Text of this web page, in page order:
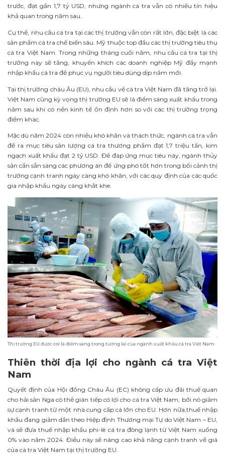
trước, đạt gần 1,7 tỷ USD, nhưng ngành cá tra vẫn có nhiều tín hiệu
khả quan trong năm sau.
Cụ thể, nhu cầu cá tra tại các thị trường vẫn còn rất lớn, đặc biệt là các
sản phẩm cá tra chế biến sâu. Mỹ thuộc top đầu các thị trường tiêu thụ
cá tra Việt Nam. Trong những tháng cuối năm, nhu cầu cá tra tại thị
trường này sẽ tăng, khuyến khích các doanh nghiệp Mỹ đẩy mạnh
nhập khẩu cá tra để phục vụ người tiêu dùng dịp năm mới.
Tại thị trường châu Âu (EU), nhu cầu về cá tra Việt Nam đã tăng trở lại.
Việt Nam cũng kỳ vọng thị trường EU sẽ là điểm sáng xuất khẩu trong
năm sau khi có nền kinh tế ổn định hơn so với các thị trường trọng
điểm khác.
Mặc dù năm 2024 còn nhiều khó khăn và thách thức, ngành cá tra vẫn
đề ra mục tiêu sản lượng cá tra thương phẩm đạt 1,7 triệu tấn, kim
ngạch xuất khẩu đạt 2 tỷ USD. Để đáp ứng mục tiêu này, ngành thủy
sản cần sẵn sàng các phương án để ứng phó tốt hơn trong bối cảnh thị
trường cạnh tranh ngày càng khó khăn, với các quy định của các quốc
gia nhập khẩu ngày càng khắt khe.
Thị trường EU được coi là điểm sáng trong tương lai của ngành xuất khẩu cá tra Việt Nam
Thiên thời địa lợi cho ngành cá tra Việt
Nam
Quyết định của Hội đồng Châu Âu (EC) không cấp ưu đãi thuế quan
cho hải sản Nga có thể gián tiếp có lợi cho cá tra Việt Nam, bởi nó giảm
sự cạnh tranh từ một nhà cung cấp cá lớn cho EU. Hơn nữa,thuế nhập
khẩu đang giảm dần theo Hiệp định Thương mại Tự do Việt Nam – EU,
và sẽ đưa thuế nhập khẩu phi-lê cá tra đông lạnh từ Việt Nam xuống
0% vào năm 2024. Điều này sẽ nâng cao khả năng cạnh tranh về giá
của cá tra Việt Nam tại thị trường EU.